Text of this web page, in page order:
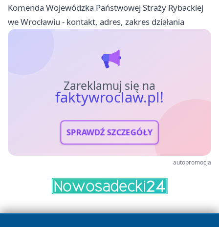
Komenda Wojewódzka Państwowej Straży Rybackiej
we Wrocławiu - kontakt, adres, zakres działania
Zareklamuj się na
faktywroclaw.pl!
SPRAWDŹ SZCZEGÓŁY
autopromocja